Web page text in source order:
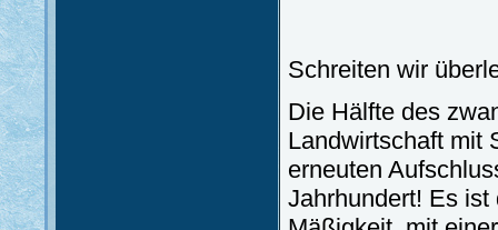
Schreiten wir
Die Hälfte des
Landwirtschaft mit
erneuten
Jahrhundert! Es